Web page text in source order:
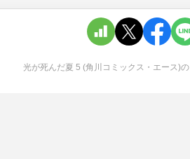
光が死んだ夏 5 (角川コミックス・エース)の